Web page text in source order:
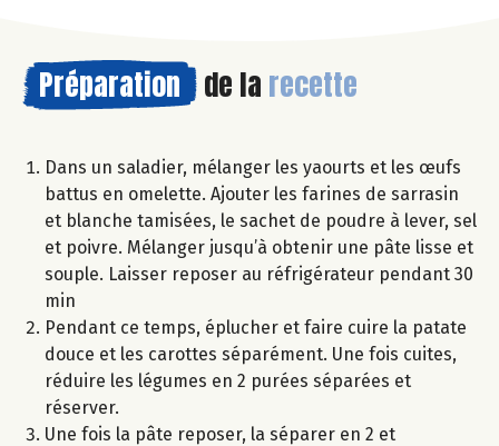
Préparation de la recette
Dans un saladier, mélanger les yaourts et les œufs
battus en omelette. Ajouter les farines de sarrasin
et blanche tamisées, le sachet de poudre à lever, sel
et poivre. Mélanger jusqu’à obtenir une pâte lisse et
souple. Laisser reposer au réfrigérateur pendant 30
min
Pendant ce temps, éplucher et faire cuire la patate
douce et les carottes séparément. Une fois cuites,
réduire les légumes en 2 purées séparées et
réserver.
Une fois la pâte reposer, la séparer en 2 et